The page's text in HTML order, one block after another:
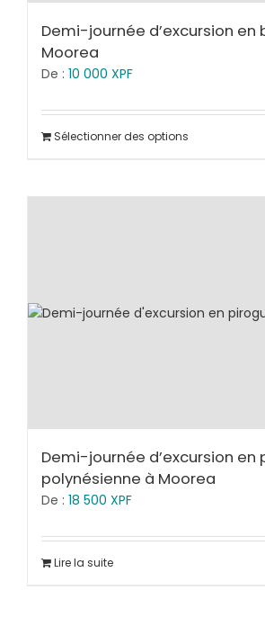
Demi-journée d’excursion en
Moorea
De : 10 000 XPF
Sélectionner des options
Demi-journée d’excursion en
polynésienne à Moorea
De : 18 500 XPF
Lire la suite